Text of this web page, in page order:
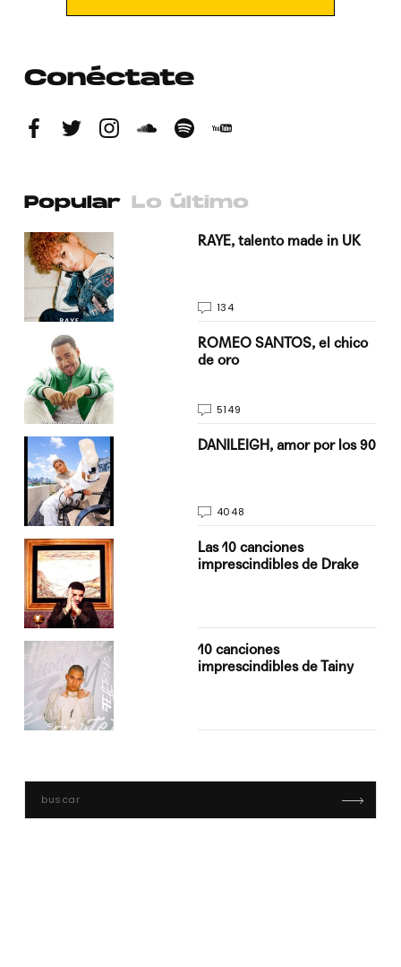
Conéctate
Popular Lo último
RAYE, talento made in UK
134
ROMEO SANTOS, el chico
de oro
5149
DANILEIGH, amor por los 90
4048
Las 10 canciones
imprescindibles de Drake
10 canciones
imprescindibles de Tainy